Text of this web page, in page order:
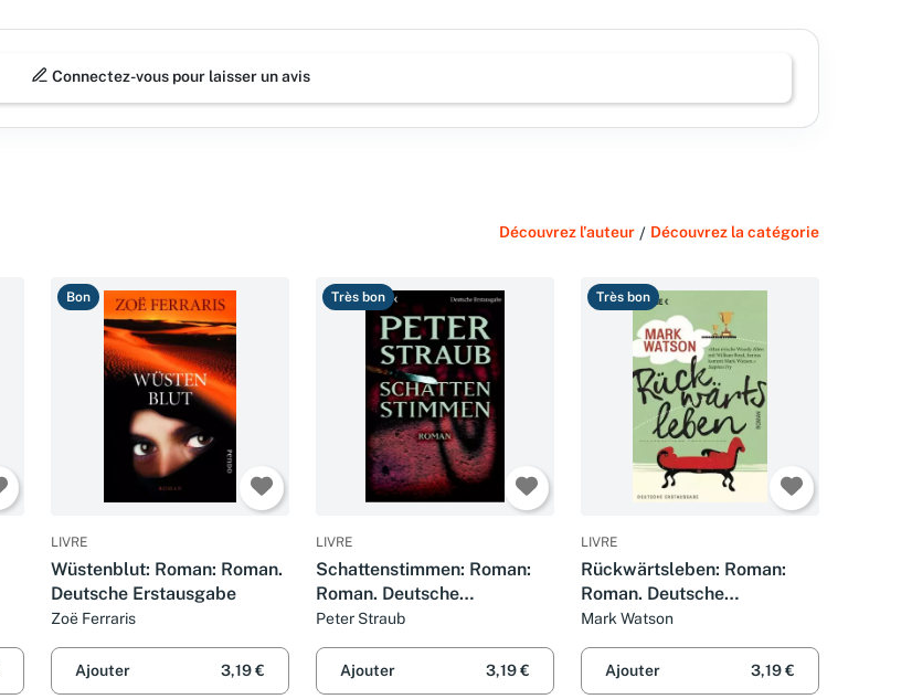
Connectez-vous pour laisser un avis
Découvrez l'auteur / Découvrez la catégorie
Bon
LIVRE
Wüstenblut: Roman: Roman.
Deutsche Erstausgabe
Zoë Ferraris
Ajouter 3,19 €
Très bon
LIVRE
Schattenstimmen: Roman:
Roman. Deutsche
Erstausgabe
Peter Straub
Ajouter 3,19 €
Très bon
LIVRE
Rückwärtsleben: Roman:
Roman. Deutsche
Erstausgabe
Mark Watson
Ajouter 3,19 €